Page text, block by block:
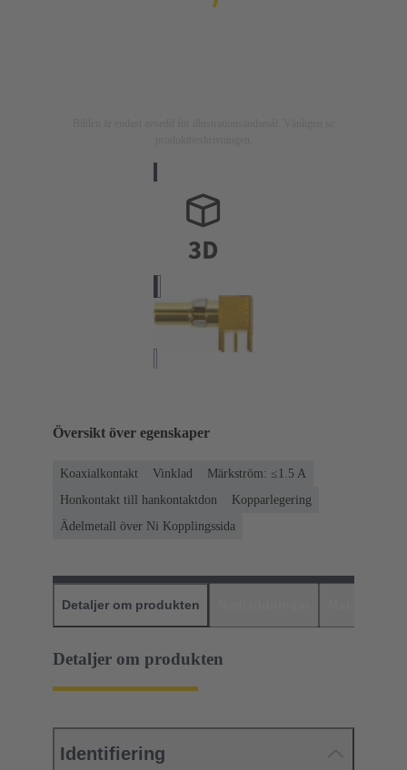
Översikt över egenskaper
Koaxialkontakt Vinklad
Märkström: ≤1.5 A
Honkontakt till hankontaktdon
Kopparlegering
Ädelmetall över Ni Kopplingssida
Detaljer om produkten
Detaljer om produkten
Identifiering